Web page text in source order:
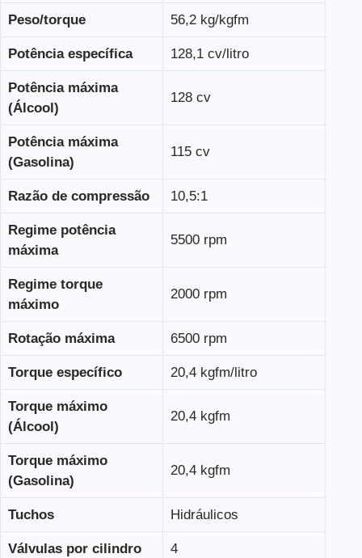
Peso/torque 56,2 kg/kgfm
Potência específica 128,1 cv/litro
Potência máxima
(Álcool)
128 cv
Potência máxima
(Gasolina)
115 cv
Razão de compressão 10,5:1
Regime potência
máxima
5500 rpm
Regime torque
máximo
2000 rpm
Rotação máxima 6500 rpm
Torque específico 20,4 kgfm/litro
Torque máximo
(Álcool)
20,4 kgfm
Torque máximo
(Gasolina)
20,4 kgfm
Tuchos Hidráulicos
Válvulas por cilindro 4